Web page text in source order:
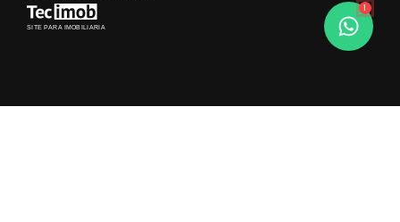
1
SITE PARA IMOBILIARIA